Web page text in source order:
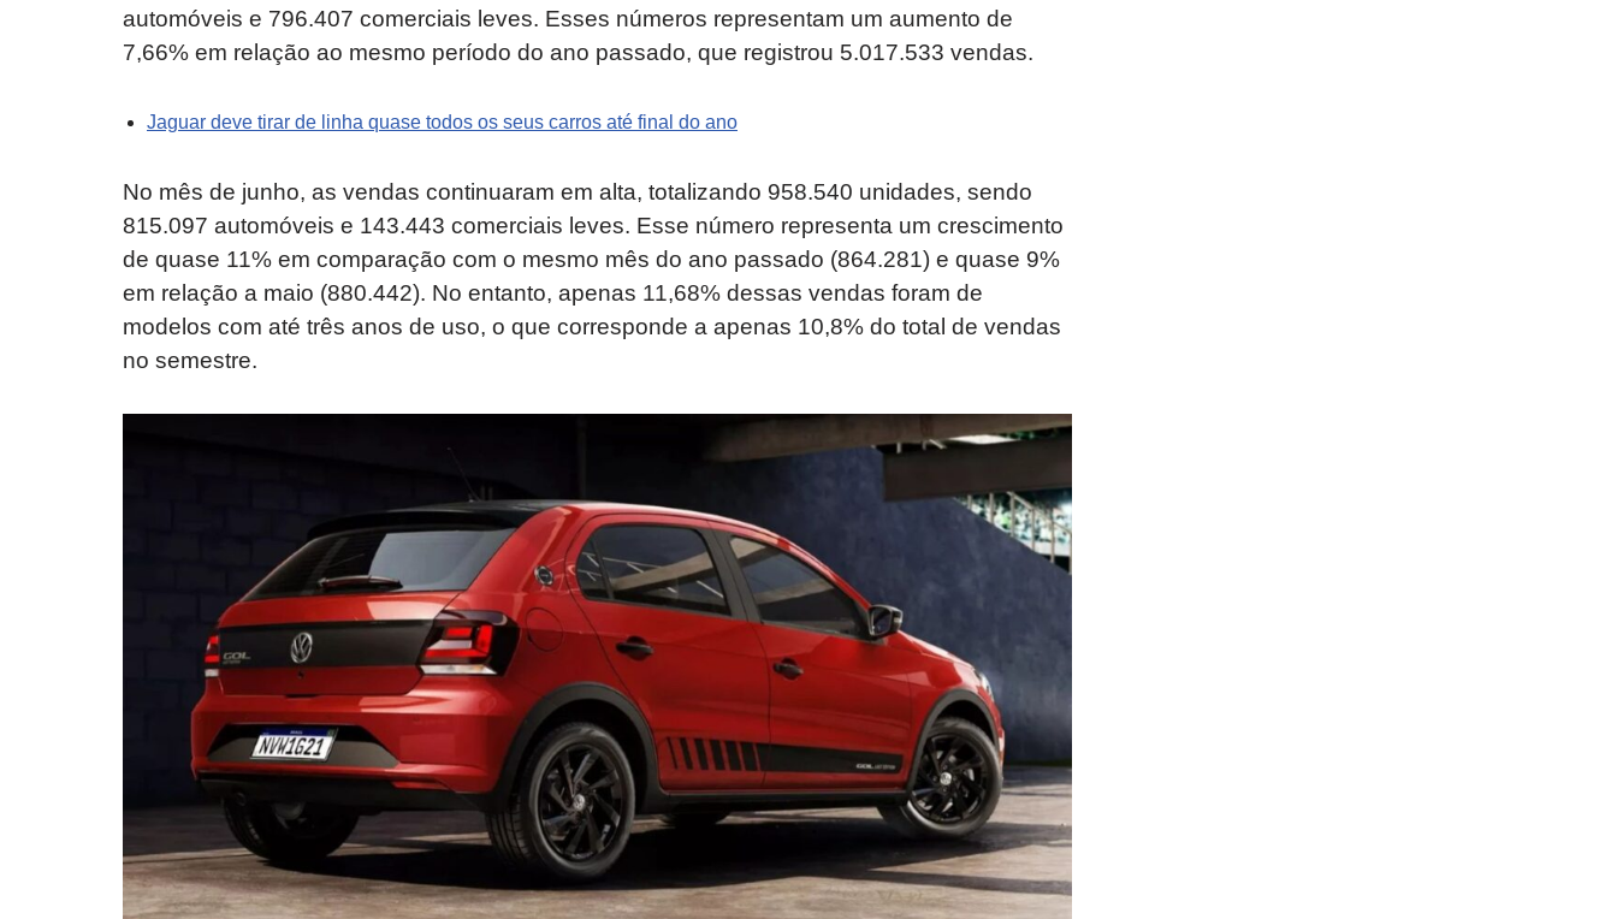
automóveis e 796.407 comerciais leves. Esses números representam um aumento de
7,66% em relação ao mesmo período do ano passado, que registrou 5.017.533 vendas.
Jaguar deve tirar de linha quase todos os seus carros até final do ano
No mês de junho, as vendas continuaram em alta, totalizando 958.540 unidades, sendo
815.097 automóveis e 143.443 comerciais leves. Esse número representa um crescimento
de quase 11% em comparação com o mesmo mês do ano passado (864.281) e quase 9%
em relação a maio (880.442). No entanto, apenas 11,68% dessas vendas foram de
modelos com até três anos de uso, o que corresponde a apenas 10,8% do total de vendas
no semestre.